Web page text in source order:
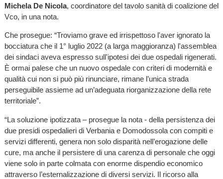
Michela De Nicola, coordinatore del tavolo sanità di coalizione del
Vco, in una nota.
Che prosegue: “Troviamo grave ed irrispettoso l'aver ignorato la
bocciatura che il 1° luglio 2022 (a larga maggioranza) l'assemblea
dei sindaci aveva espresso sull'ipotesi dei due ospedali rigenerati.
È ormai palese che un nuovo ospedale con criteri di modernità e
qualità cui non si può più rinunciare, rimane l’unica strada
perseguibile assieme ad un’adeguata riorganizzazione della rete
territoriale”.
“La soluzione ipotizzata – prosegue la nota - della persistenza dei
due presidi ospedalieri di Verbania e Domodossola con compiti e
servizi differenti, genera non solo disparità nell’erogazione delle
cure, ma anche il persistere di una carenza di personale che oggi
viene solo in parte colmata con enorme dispendio economico
attraverso l’esternalizzazione di diversi servizi. Il ricorso alla